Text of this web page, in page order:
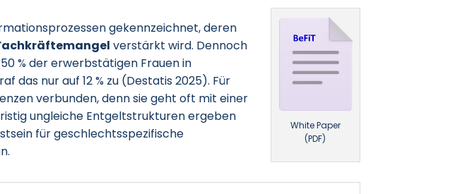
White Paper
(PDF)
gekennzeichnet, deren
verstärkt wird. Dennoch
% der erwerbstätigen Frauen in
das nur auf 12 % zu (Destatis 2025). Für
verbunden, denn sie geht oft mit einer
ungleiche Entgeltstrukturen ergeben
für geschlechtsspezifische